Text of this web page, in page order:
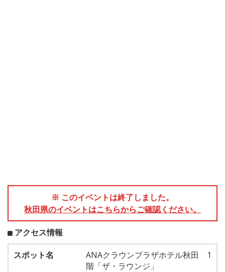
※ このイベントは終了しました。
秋田県のイベントはこちらからご確認ください。
アクセス情報
スポット名
ANAクラウンプラザホテル秋田 1
階「ザ・ラウンジ」